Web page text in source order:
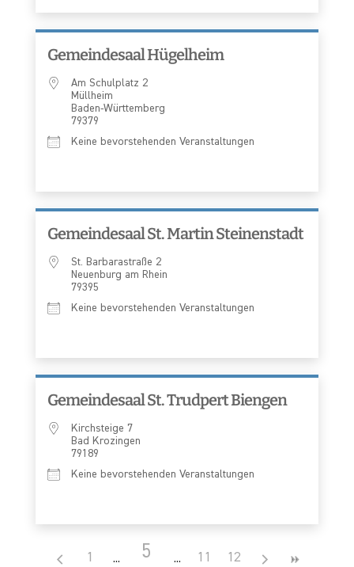
Gemeindesaal Hügelheim
Am Schulplatz 2
Müllheim
Baden-Württemberg
79379
Keine bevorstehenden Veranstaltungen
Gemeindesaal St. Martin Steinenstadt
St. Barbarastraße 2
Neuenburg am Rhein
79395
Keine bevorstehenden Veranstaltungen
Gemeindesaal St. Trudpert Biengen
Kirchsteige 7
Bad Krozingen
79189
Keine bevorstehenden Veranstaltungen
1 5 11 12